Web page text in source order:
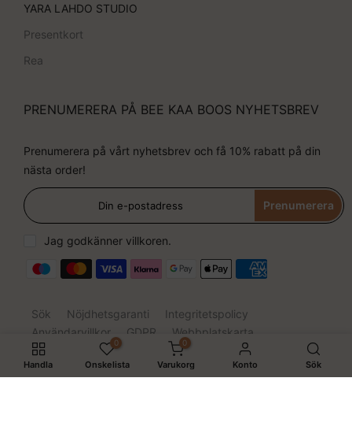
YARA LAHDO STUDIO
Presentkort
Rea
PRENUMERERA PÅ BEE KAA BOOS NYHETSBREV
Prenumerera på vårt nyhetsbrev och få 10% rabatt på din
nästa order!
Prenumerera
Jag godkänner villkoren.
Sök Nöjdhetsgaranti
Integritetspolicy
Användarvillkor
GDPR Webbplatskarta
Handla
0
Önskelista
0
Varukorg Konto Sök